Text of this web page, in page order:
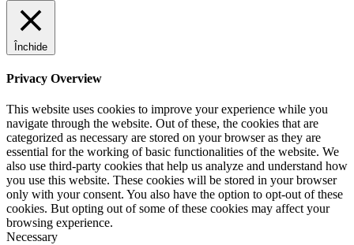
Închide
Privacy Overview
This website uses cookies to improve your experience while you
navigate through the website. Out of these, the cookies that are
categorized as necessary are stored on your browser as they are
essential for the working of basic functionalities of the website. We
also use third-party cookies that help us analyze and understand how
you use this website. These cookies will be stored in your browser
only with your consent. You also have the option to opt-out of these
cookies. But opting out of some of these cookies may affect your
browsing experience.
Necessary